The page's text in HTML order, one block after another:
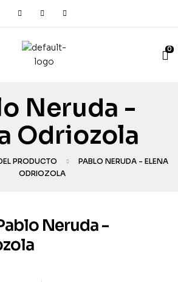
0
Neruda -
Odriozola
PRODUCTO
PABLO NERUDA - ELENA
ODRIOZOLA
Neruda -